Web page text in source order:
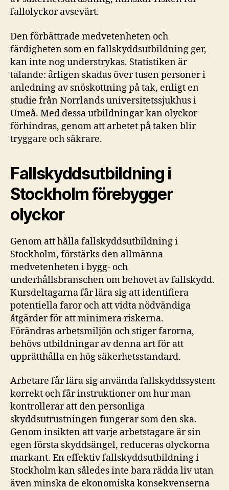
fallolyckor avsevärt.
Den förbättrade medvetenheten och
färdigheten som en fallskyddsutbildning ger,
kan inte nog understrykas. Statistiken är
talande: årligen skadas över tusen personer i
anledning av snöskottning på tak, enligt en
studie från Norrlands universitetssjukhus i
Umeå. Med dessa utbildningar kan olyckor
förhindras, genom att arbetet på taken blir
tryggare och säkrare.
Fallskyddsutbildning i
Stockholm förebygger
olyckor
Genom att hålla fallskyddsutbildning i
Stockholm, förstärks den allmänna
medvetenheten i bygg- och
underhållsbranschen om behovet av fallskydd.
Kursdeltagarna får lära sig att identifiera
potentiella faror och att vidta nödvändiga
åtgärder för att minimera riskerna.
Förändras arbetsmiljön och stiger farorna,
behövs utbildningar av denna art för att
upprätthålla en hög säkerhetsstandard.
Arbetare får lära sig använda fallskyddssystem
korrekt och får instruktioner om hur man
kontrollerar att den personliga
skyddsutrustningen fungerar som den ska.
Genom insikten att varje arbetstagare är sin
egen första skyddsängel, reduceras olyckorna
markant. En effektiv fallskyddsutbildning i
Stockholm kan således inte bara rädda liv utan
även minska de ekonomiska konsekvenserna